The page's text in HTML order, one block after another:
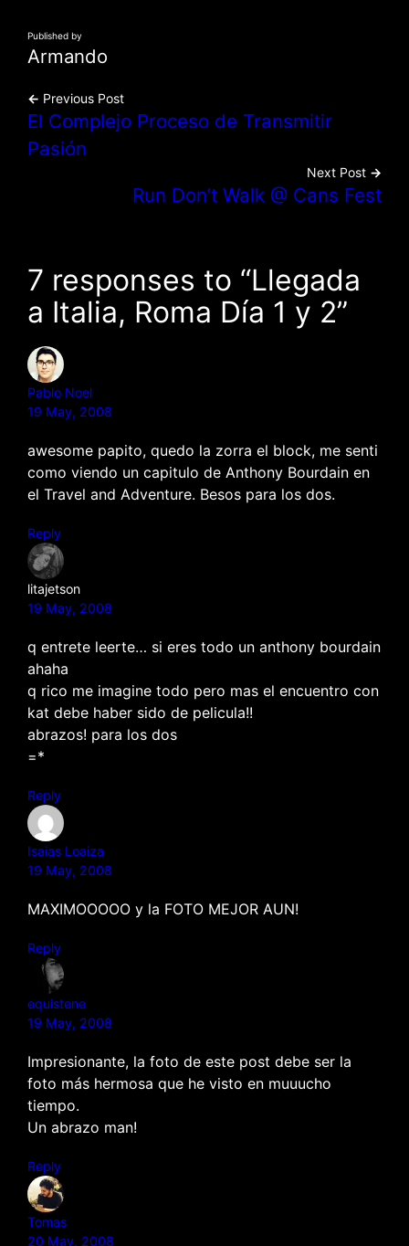
Published by
Armando
← Previous Post
El Complejo Proceso de Transmitir
Pasión
Next Post →
Run Don’t Walk @ Cans Fest
7 responses to “Llegada
a Italia, Roma Día 1 y 2”
Pablo Noel
19 May, 2008
awesome papito, quedo la zorra el block, me senti
como viendo un capitulo de Anthony Bourdain en
el Travel and Adventure. Besos para los dos.
Reply
litajetson
19 May, 2008
q entrete leerte… si eres todo un anthony bourdain
ahaha
q rico me imagine todo pero mas el encuentro con
kat debe haber sido de pelicula!!
abrazos! para los dos
=*
Reply
Isaias Loaiza
19 May, 2008
MAXIMOOOOO y la FOTO MEJOR AUN!
Reply
equistene
19 May, 2008
Impresionante, la foto de este post debe ser la
foto más hermosa que he visto en muuucho
tiempo.
Un abrazo man!
Reply
Tomas
20 May, 2008